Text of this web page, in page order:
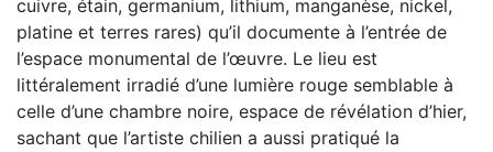
cuivre, étain, germanium, lithium, manganèse, nickel,
platine et terres rares) qu’il documente à l’entrée de
l’espace monumental de l’œuvre. Le lieu est
littéralement irradié d’une lumière rouge semblable à
celle d’une chambre noire, espace de révélation d’hier,
sachant que l’artiste chilien a aussi pratiqué la